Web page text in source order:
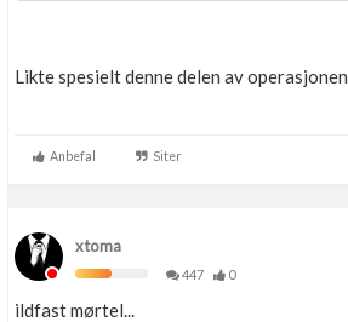
Likte spesielt denne delen av operasjonen
Anbefal Siter
xtoma
447
0
ildfast mørtel...